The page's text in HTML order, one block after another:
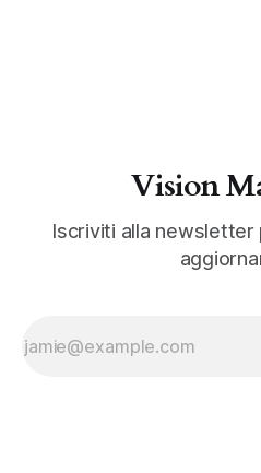
Vision
Iscriviti alla